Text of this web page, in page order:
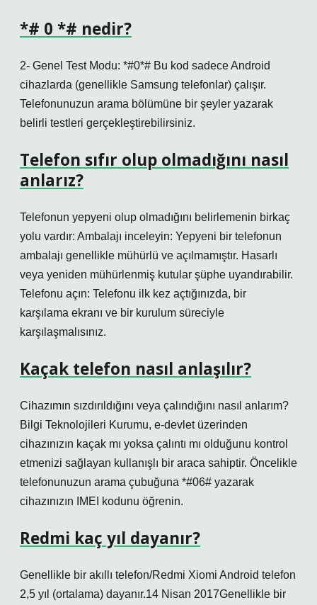
*# 0 *# nedir?
2- Genel Test Modu: *#0*# Bu kod sadece Android
cihazlarda (genellikle Samsung telefonlar) çalışır.
Telefonunuzun arama bölümüne bir şeyler yazarak
belirli testleri gerçekleştirebilirsiniz.
Telefon sıfır olup olmadığını nasıl
anlarız?
Telefonun yepyeni olup olmadığını belirlemenin birkaç
yolu vardır: Ambalajı inceleyin: Yepyeni bir telefonun
ambalajı genellikle mühürlü ve açılmamıştır. Hasarlı
veya yeniden mühürlenmiş kutular şüphe uyandırabilir.
Telefonu açın: Telefonu ilk kez açtığınızda, bir
karşılama ekranı ve bir kurulum süreciyle
karşılaşmalısınız.
Kaçak telefon nasıl anlaşılır?
Cihazımın sızdırıldığını veya çalındığını nasıl anlarım?
Bilgi Teknolojileri Kurumu, e-devlet üzerinden
cihazınızın kaçak mı yoksa çalıntı mı olduğunu kontrol
etmenizi sağlayan kullanışlı bir araca sahiptir. Öncelikle
telefonunuzun arama çubuğuna *#06# yazarak
cihazınızın IMEI kodunu öğrenin.
Redmi kaç yıl dayanır?
Genellikle bir akıllı telefon/Redmi Xiomi Android telefon
2,5 yıl (ortalama) dayanır.14 Nisan 2017Genellikle bir